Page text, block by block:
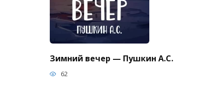
Зимний вечер — Пушкин А.С.
62